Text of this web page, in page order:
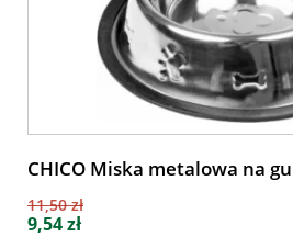
CHICO Miska metalowa na
11,50 zł
9,54 zł